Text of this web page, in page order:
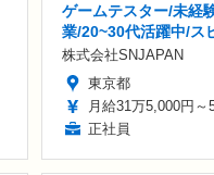
ゲームテスター/未経
業/20~30代活躍中/ス
株式会社SNJAPAN
東京都
月給31万5,000円～
正社員